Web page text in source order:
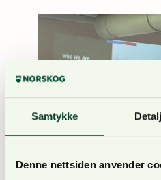
Samtykke
Denne nettsiden anvender